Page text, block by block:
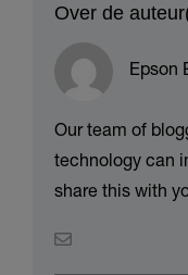
Over de
Epson
Our team of
technology can
share this with